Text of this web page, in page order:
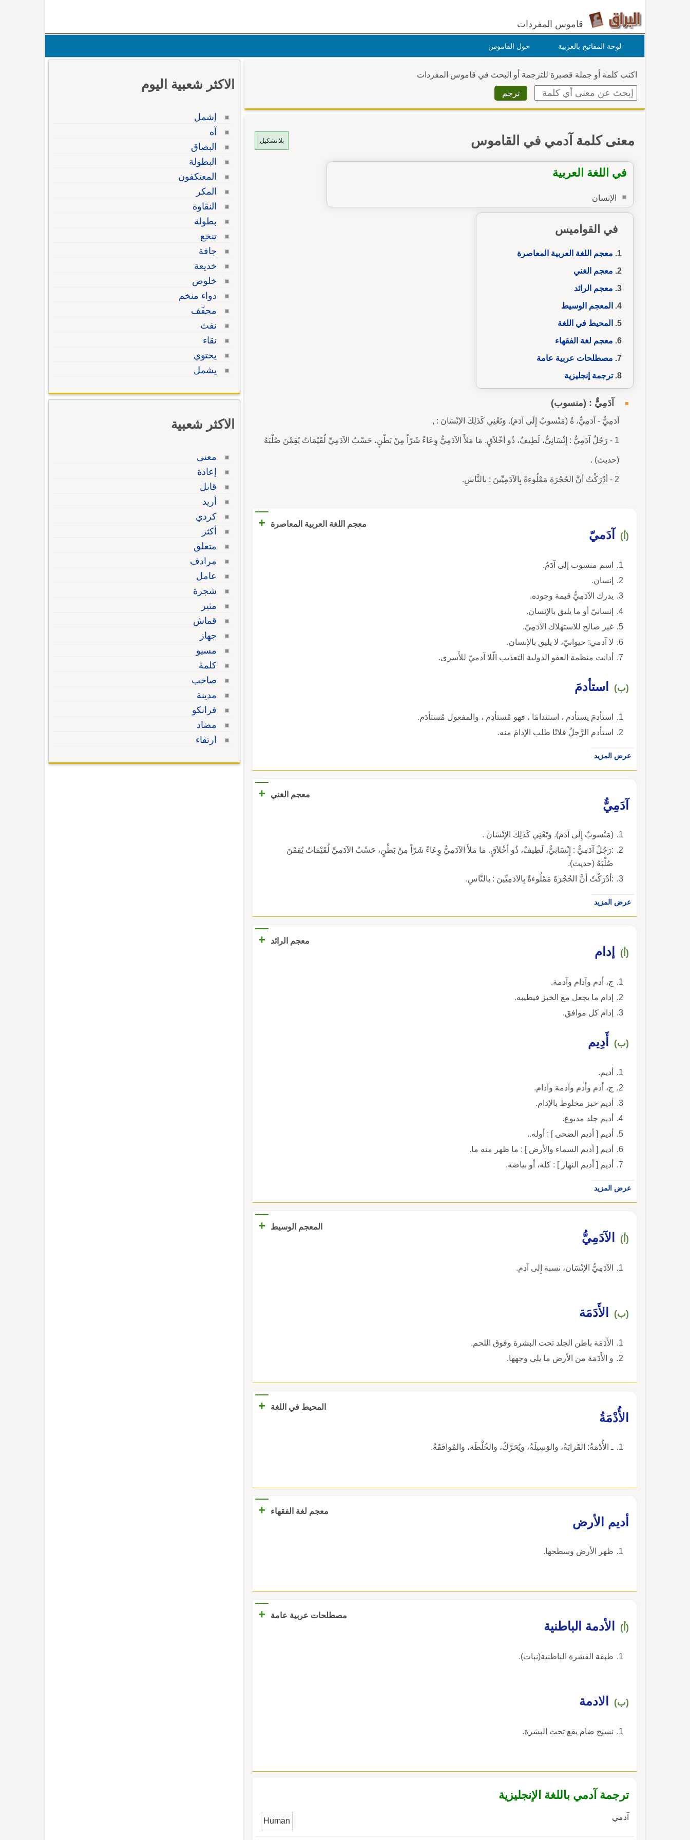
قاموس المفردات
لوحة المفاتيح بالعربية حول القاموس
اكتب كلمة أو جملة قصيرة للترجمة أو البحث في قاموس المفردات
بلا تشكيل معنى كلمة آدمي في القاموس
في اللغة العربية
الإنسان
في القواميس
معجم اللغة العربية المعاصرة
معجم الغني
معجم الرائد
المعجم الوسيط
المحيط في اللغة
معجم لغة الفقهاء
مصطلحات عربية عامة
ترجمة إنجليزية
آدَمِيٌّ : (منسوب)
آدَمِيٌّ - آدَمِيٌّ، ةٌ (مَنْسوبٌ إِلَى آدَمَ). وَتَعْنِي كَذَلِكَ الإنْسَانَ : ,
1 - رَجُلٌ آدَمِيٌّ : إِنْسَانِيٌّ، لَطِيفٌ، ذُو أخْلاَقٍ. مَا مَلأَ الآدَمِيُّ وِعَاءً شَرّاً مِنْ بَطْنٍ، حَسْبُ الآدَمِيِّ لُقَيْمَاتٌ يُقِمْنَ صُلْبَهُ
(حديث) .
2 - أدْرَكْتُ أنَّ الحُجْرَةَ مَمْلُوءةً بِالآدَمِيِّينَ : بالنَّاسِ.
معجم اللغة العربية المعاصرة +
(أ) آدَميّ
اسم منسوب إلى آدَمُ.
إنسان.
يدرك الآدَمِيُّ قيمة وجوده.
إنسانيّ أو ما يليق بالإنسان.
غير صالح للاستهلاك الآدَمِيّ.
لا آدمي: حيوانيّ، لا يليق بالإنسان.
أدانت منظمة العفو الدولية التعذيب الّلا آدميّ للأَسرى.
(ب) استأدمَ
استأدمَ يستأدم ، استئدامًا ، فهو مُستأدِم ، والمفعول مُستأدَم.
استأدم الرَّجلُ فلانًا طلب الإدامَ منه.
عرض المزيد
معجم الغني
+
آدَمِيٌّ
(مَنْسوبٌ إِلَى آدَمَ). وَتَعْنِي كَذَلِكَ الإنْسَانَ .
:رَجُلٌ آدَمِيٌّ : إِنْسَانِيٌّ، لَطِيفٌ، ذُو أخْلاَقٍ. مَا مَلأَ الآدَمِيُّ وِعَاءً شَرّاً مِنْ بَطْنٍ، حَسْبُ الآدَمِيِّ لُقَيْمَاتٌ يُقِمْنَ
صُلْبَهُ (حديث).
:أدْرَكْتُ أنَّ الحُجْرَةَ مَمْلُوءةً بِالآدَمِيِّينَ : بالنَّاسِ.
عرض المزيد
معجم الرائد +
(أ) إدام
ج، أدم وآدام وآدمة.
إدام ما يجعل مع الخبز فيطيبه.
إدام كل موافق.
(ب) أَدِيم
أديم.
ج، أدم وأدم وآدمة وآدام.
أديم خبز مخلوط بالإدام.
أديم جلد مدبوغ.
أديم [ أديم الضحى ] : أوله..
أديم [ أديم السماء والأرض ] : ما ظهر منه ما.
أديم [ أديم النهار ] : كله، أو بياضه.
عرض المزيد
المعجم الوسيط +
(أ) الآدَمِيُّ
الآدَمِيُّ الإنْسَان، نسبة إِلى آدم.
(ب) الأَدَمَة
الأَدَمَة باطن الجلد تحت البشرة وفوق اللحم.
و الأَدَمَة من الأرض ما يلي وجهها.
المحيط في اللغة
+
الأُدْمَةُ
ـ الأُدْمَةُ: القَرابَةُ، والوَسِيلَةُ، ويُحَرَّكُ، والخُلْطَة، والمُوافَقَةُ.
معجم لغة الفقهاء
+
‏أديم الأرض‏
‏ظهر الأرض وسطحها‏.
مصطلحات عربية عامة +
(أ) الأدمة الباطنية
طبقة القشرة الباطنية(نبات).
(ب) الادمة
نسيج ضام يقع تحت البشرة.
ترجمة آدمي باللغة الإنجليزية
آدمي Human
الاكثر شعبية اليوم
إشمل
آه
البصاق
البطولة
المعتكفون
المكر
النقاوة
بطولة
تنخع
جافة
خديعة
خلوص
دواء منخم
مجفّف
نفث
نقاء
يحتوي
يشمل
الاكثر شعبية
معنى
إعادة
قابل
أريد
كردي
أكثر
متعلق
مرادف
عامل
شجرة
مثير
قماش
جهاز
مسيو
كلمة
صاحب
مدينة
فرانكو
مضاد
ارتقاء